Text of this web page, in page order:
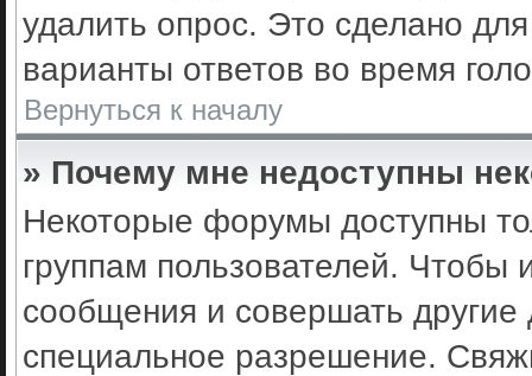
удалить опрос. Это сделано
варианты ответов во время
Вернуться к началу
» Почему мне недоступны
Некоторые форумы доступны
группам пользователей. Чтобы
сообщения и совершать
специальное разрешение.